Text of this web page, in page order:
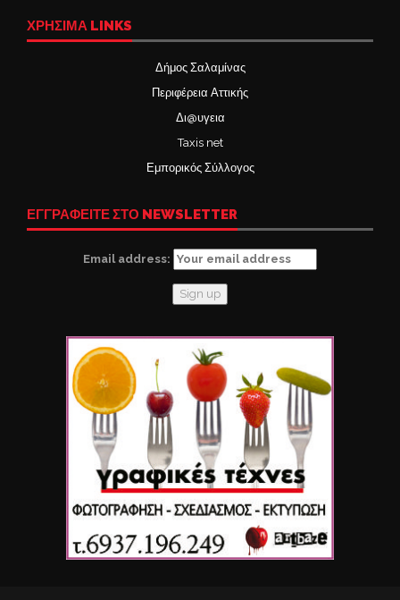
ΧΡΉΣΙΜΑ LINKS
Δήμος Σαλαμίνας
Περιφέρεια Αττικής
Δι@υγεια
Taxis net
Εμπορικός Σύλλογος
ΕΓΓΡΑΦΕΙΤΕ ΣΤΟ NEWSLETTER
Email address: